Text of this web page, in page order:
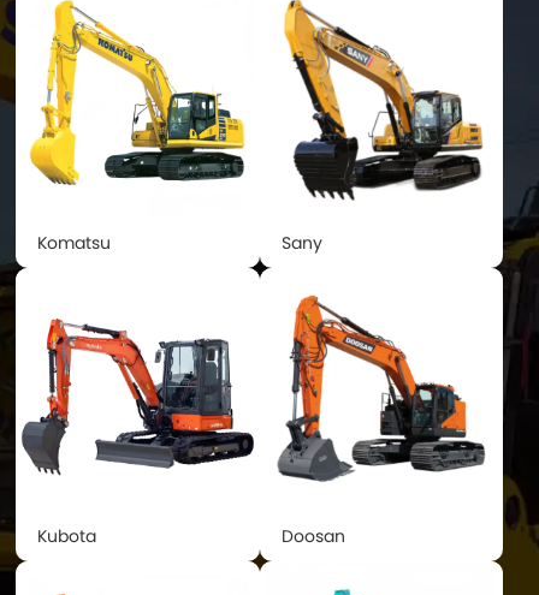
Komatsu Sany
Kubota Doosan